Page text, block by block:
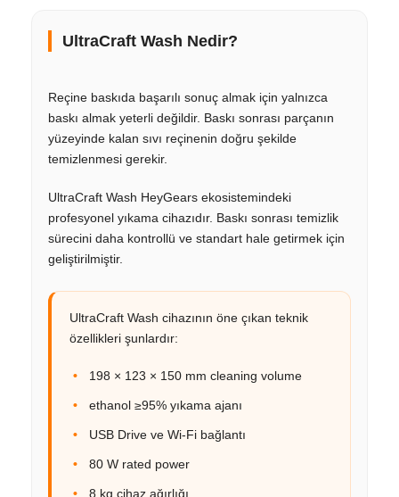
UltraCraft Wash Nedir?
Reçine baskıda başarılı sonuç almak için yalnızca
baskı almak yeterli değildir. Baskı sonrası parçanın
yüzeyinde kalan sıvı reçinenin doğru şekilde
temizlenmesi gerekir.
UltraCraft Wash HeyGears ekosistemindeki
profesyonel yıkama cihazıdır. Baskı sonrası temizlik
sürecini daha kontrollü ve standart hale getirmek için
geliştirilmiştir.
UltraCraft Wash cihazının öne çıkan teknik
özellikleri şunlardır:
198 × 123 × 150 mm cleaning volume
ethanol ≥95% yıkama ajanı
USB Drive ve Wi-Fi bağlantı
80 W rated power
8 kg cihaz ağırlığı